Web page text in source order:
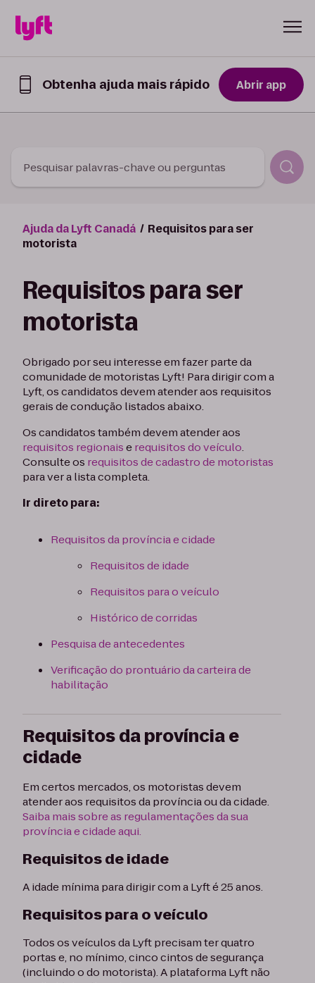
Obtenha ajuda mais rápido Obtenha
app
Abrir app
Pesquisar palavras-chave ou perguntas
Ajuda da Lyft Canadá
Requisitos para ser
motorista
Requisitos para ser
motorista
Obrigado por seu interesse em fazer parte da
comunidade de motoristas Lyft! Para dirigir com a
Lyft, os candidatos devem atender aos requisitos
gerais de condução listados abaixo.
Os candidatos também devem atender aos
requisitos regionaiserequisitos do veículo.
Consulte os requisitos de cadastro de motoristas
para ver a lista completa.
Ir direto para:
Requisitos da província e cidade
Requisitos de idade
Requisitos para o veículo
Histórico de corridas
Pesquisa de antecedentes
Verificação do prontuário da carteira de
habilitação
Requisitos da província e
cidade
Em certos mercados, os motoristas devem
atender aos requisitos da província ou da cidade.
Saiba mais sobre as regulamentações da sua
província e cidade aqui.
Requisitos de idade
A idade mínima para dirigir com a Lyft é 25 anos.
Requisitos para o veículo
Todos os veículos da Lyft precisam ter quatro
portas e, no mínimo, cinco cintos de segurança
(incluindo o do motorista). A plataforma Lyft não